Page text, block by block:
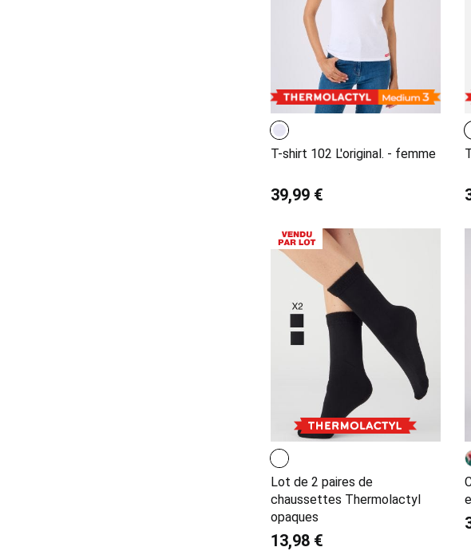
T-shirt 102 L'original. - femme
39,99 €
Lot de 2 paires de
chaussettes Thermolactyl
opaques
13,98 €